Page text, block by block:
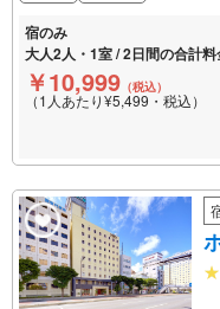
宿のみ
大人2人・1室 / 2日間の合計料
￥10,999 （税込）
（1人あたり¥5,499・税込）